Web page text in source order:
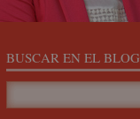
BUSCAR EN EL BLOG